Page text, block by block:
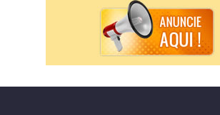
Participe no WhatSapp: (88) 99965 2852